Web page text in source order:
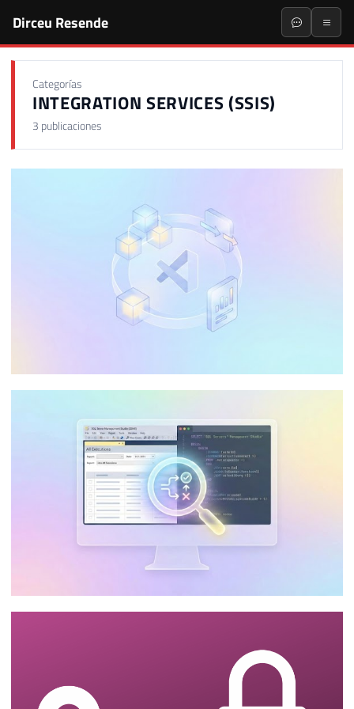
Dirceu Resende
Categorías
INTEGRATION SERVICES (SSIS)
3 publicaciones
¿Puedo usar Visual Studio Community en
mi empresa para desarrollar Integration
Services, Analysis Services y Reporting
Services?
10 de enero de 2026 9 min de lectura
SQL Server - Cómo consultar el historial
Integration Services Catalog (SSISDB)